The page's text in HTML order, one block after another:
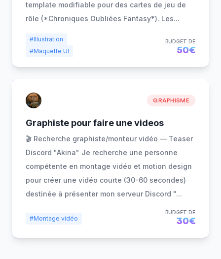
template modifiable pour des cartes de jeu de
rôle (*Chroniques Oubliées Fantasy*). Les...
#Illustration
#Maquette UI
BUDGET DE
50€
GRAPHISME
Graphiste pour faire une videos
🎬 Recherche graphiste/monteur vidéo — Teaser
Discord "Akina" Je recherche une personne
compétente en montage vidéo et motion design
pour créer une vidéo courte (30-60 secondes)
destinée à présenter mon serveur Discord "...
#Montage vidéo
BUDGET DE
30€